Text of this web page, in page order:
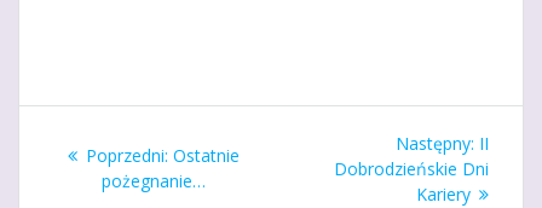
wpisu
Poprzedni: Poprzedni
wpis:
Ostatnie
pożegnanie…
Następny:
wpis:
II
Dobrodzieńskie Dni
Kariery